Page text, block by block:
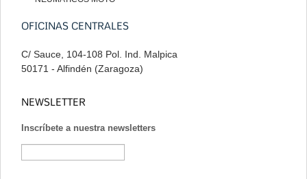
OFICINAS CENTRALES
C/ Sauce, 104-108 Pol. Ind. Malpica
50171 - Alfindén (Zaragoza)
NEWSLETTER
Inscríbete a nuestra newsletters